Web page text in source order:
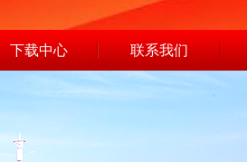
下载中心 联系我们